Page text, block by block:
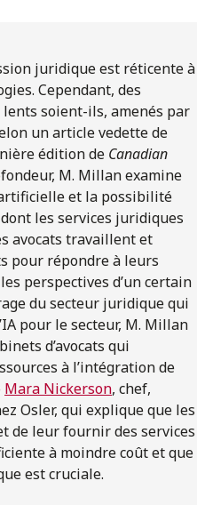
juridique est réticente à
Cependant, des
lents soient-ils, amenés par
un article vedette de
édition de Canadian
M. Millan examine
et la possibilité
les services juridiques
avocats travaillent et
pour répondre à leurs
perspectives d’un certain
du secteur juridique qui
pour le secteur, M. Millan
d’avocats qui
à l’intégration de
Mara Nickerson, chef,
Osler, qui explique que les
de leur fournir des services
à moindre coût et que
est cruciale.